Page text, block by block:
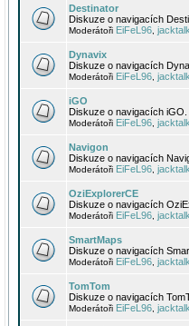
Destinator
Diskuze o navigacích
Moderátoři EiFeL96
Dynavix
Diskuze o navigacích
Moderátoři EiFeL96
iGO
Diskuze o navigacích iGO.
Moderátoři EiFeL96
Navigon
Diskuze o navigacích
Moderátoři EiFeL96
OziExplorerCE
Diskuze o navigacích
Moderátoři EiFeL96
SmartMaps
Diskuze o navigacích
Moderátoři EiFeL96
TomTom
Diskuze o navigacích
Moderátoři EiFeL96